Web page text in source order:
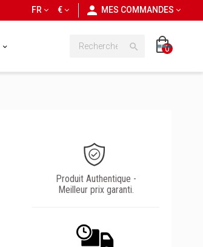
personnMES COMMANDES
€
FR
 0
Produit Authentique -
Meilleur prix garanti.